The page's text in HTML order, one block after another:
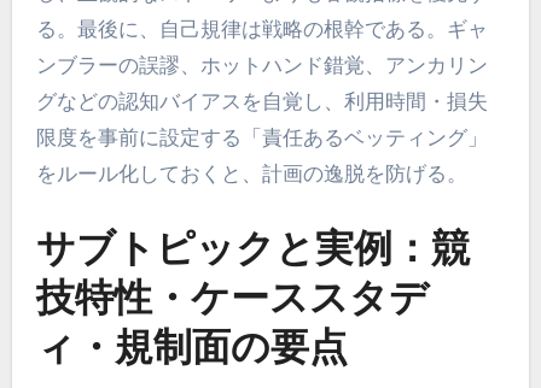
る。最後に、自己規律は戦略の根幹である。ギャ
ンブラーの誤謬、ホットハンド錯覚、アンカリン
グなどの認知バイアスを自覚し、利用時間・損失
限度を事前に設定する「責任あるベッティング」
をルール化しておくと、計画の逸脱を防げる。
サブトピックと実例：競
技特性・ケーススタデ
ィ・規制面の要点